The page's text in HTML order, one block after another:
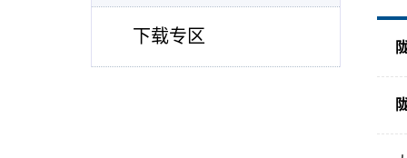
下载专区